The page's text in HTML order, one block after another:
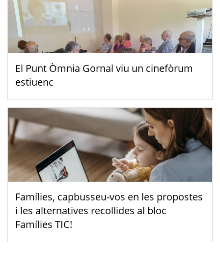
El Punt Òmnia Gornal viu un cinefòrum
estiuenc
Famílies, capbusseu-vos en les propostes
i les alternatives recollides al bloc
Famílies TIC!